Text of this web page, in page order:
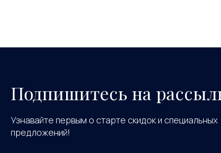
Подпишитесь на
Узнавайте первым о старте скидок и специальных
предложений!